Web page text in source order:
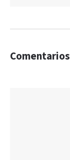
Comentarios